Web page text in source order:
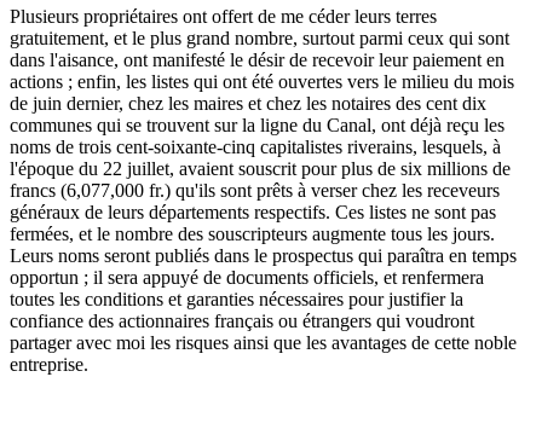
Plusieurs propriétaires ont offert de me céder leurs terres
gratuitement, et le plus grand nombre, surtout parmi ceux qui sont
dans l'aisance, ont manifesté le désir de recevoir leur paiement en
actions ; enfin, les listes qui ont été ouvertes vers le milieu du mois
de juin dernier, chez les maires et chez les notaires des cent dix
communes qui se trouvent sur la ligne du Canal, ont déjà reçu les
noms de trois cent-soixante-cinq capitalistes riverains, lesquels, à
l'époque du 22 juillet, avaient souscrit pour plus de six millions de
francs (6,077,000 fr.) qu'ils sont prêts à verser chez les receveurs
généraux de leurs départements respectifs. Ces listes ne sont pas
fermées, et le nombre des souscripteurs augmente tous les jours.
Leurs noms seront publiés dans le prospectus qui paraîtra en temps
opportun ; il sera appuyé de documents officiels, et renfermera
toutes les conditions et garanties nécessaires pour justifier la
confiance des actionnaires français ou étrangers qui voudront
partager avec moi les risques ainsi que les avantages de cette noble
entreprise.